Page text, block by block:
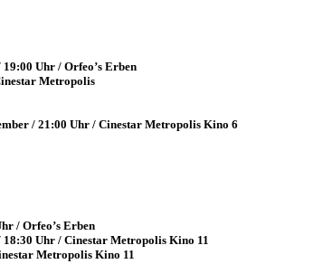
Uhr / Orfeo’s Erben
Metropolis
/ 21:00 Uhr / Cinestar Metropolis Kino 6
/ Orfeo’s Erben
Uhr / Cinestar Metropolis Kino 11
Metropolis Kino 11